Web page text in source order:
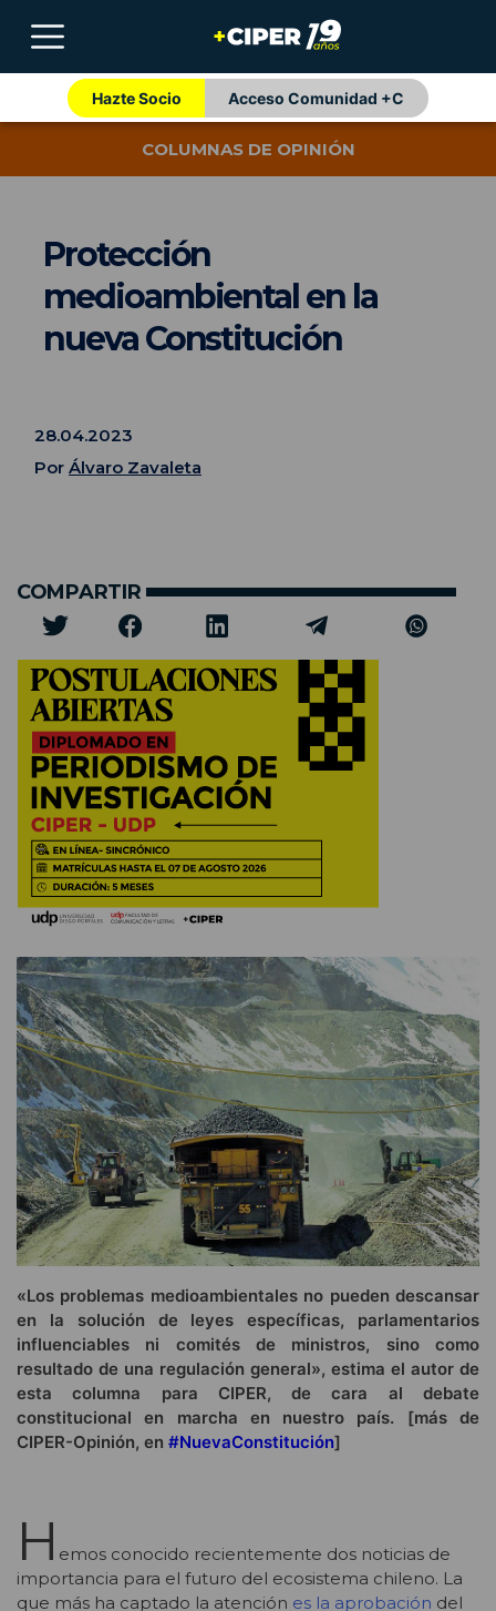
Hazte Socio Acceso Comunidad +C
COLUMNAS DE OPINIÓN
Protección
medioambiental en la
nueva Constitución
28.04.2023
Por Álvaro Zavaleta
COMPARTIR
«Los problemas medioambientales no pueden descansar
en la solución de leyes específicas, parlamentarios
influenciables ni comités de ministros, sino como
resultado de una regulación general», estima el autor de
esta columna para CIPER, de cara al debate
constitucional en marcha en nuestro país. [más de
CIPER-Opinión, en #NuevaConstitución]
H emos conocido recientemente dos noticias de
importancia para el futuro del ecosistema chileno. La
que más ha captado la atención es la aprobación del